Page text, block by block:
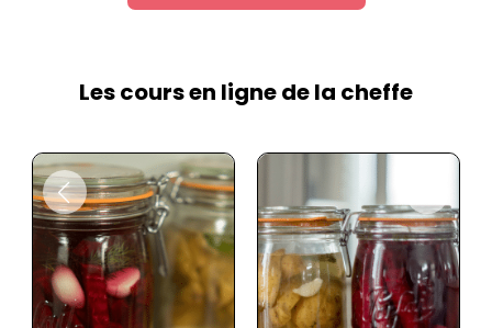
Les cours en ligne de la cheffe